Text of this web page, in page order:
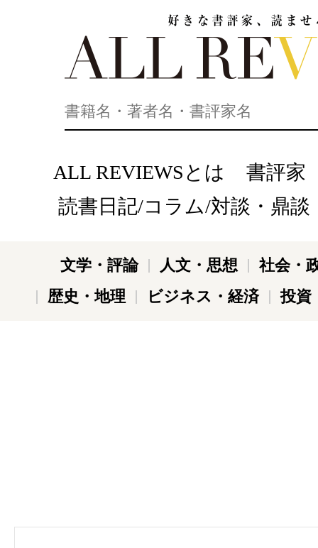
ALL REVIEWSとは
書評家
読書日記/コラム/対談・鼎談
文学・評論 人文・思想
社会・
歴史・地理
ビジネス・経済 投資